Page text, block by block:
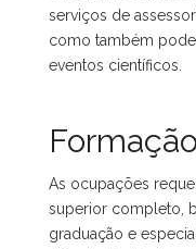
serviços de
como também
eventos científicos.
As ocupações
superior completo,
graduação e